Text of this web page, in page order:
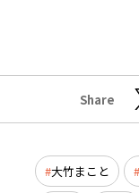
Share
大竹まこと